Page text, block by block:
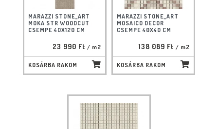
MARAZZI STONE_ART
MOKA STR WOODCUT
CSEMPE 40X120 CM
23 990 Ft / m2
KOSÁRBA RAKOM
MARAZZI STONE_ART
MOSAICO DECOR
CSEMPE 40X40 CM
138 089 Ft / m2
KOSÁRBA RAKOM